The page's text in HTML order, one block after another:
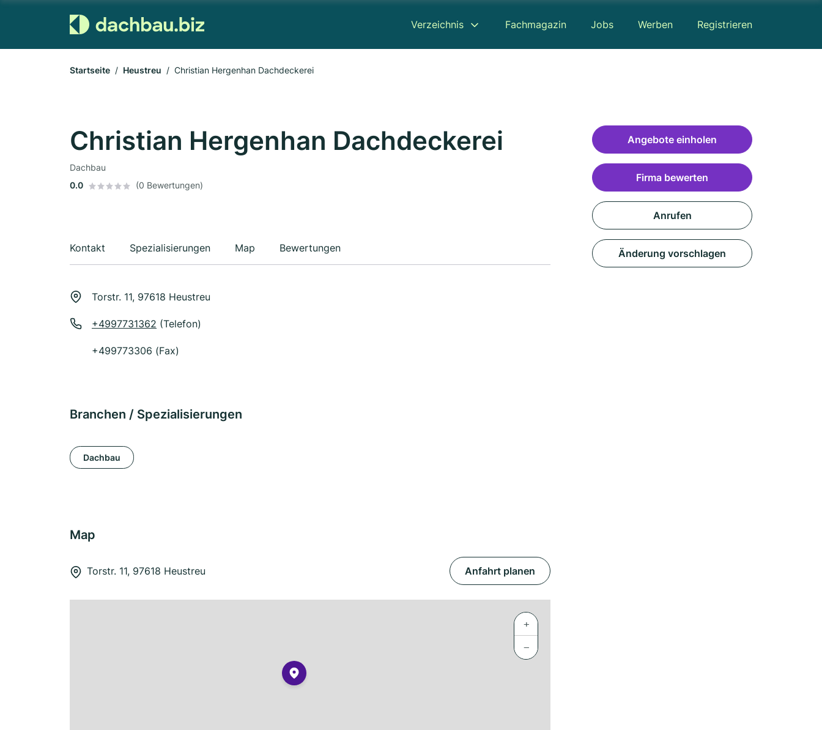
Verzeichnis Fachmagazin Jobs Werben Registrieren
Startseite Heustreu Christian Hergenhan Dachdeckerei
Christian Hergenhan Dachdeckerei
Dachbau
0.0
(0 Bewertungen)
Kontakt Spezialisierungen Map Bewertungen
Torstr. 11, 97618 Heustreu
+4997731362 (Telefon)
+499773306 (Fax)
Branchen / Spezialisierungen
Dachbau
Map
Torstr. 11, 97618 Heustreu Anfahrt planen
+
−
Angebote einholen
Firma bewerten
Anrufen
Änderung vorschlagen